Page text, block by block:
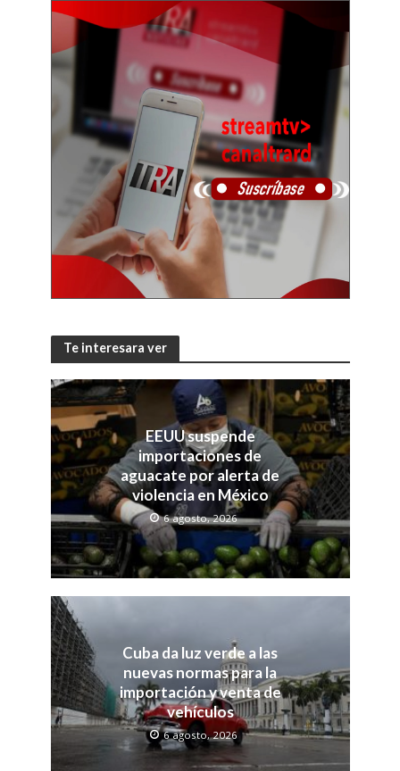
Te interesara ver
EEUU suspende
importaciones de
aguacate por alerta de
violencia en México
6 agosto, 2026
Cuba da luz verde a las
nuevas normas para la
importación y venta de
vehículos
6 agosto, 2026